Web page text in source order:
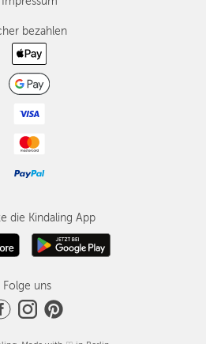
bezahlen
die Kindaling App
Folge uns